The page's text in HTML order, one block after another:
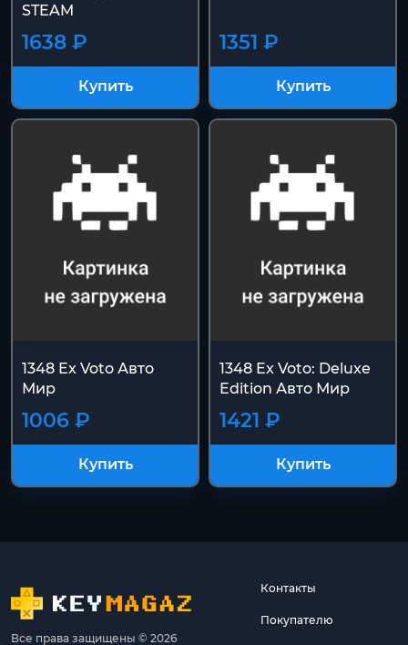
STEAM
1638 ₽
Купить
1351 ₽
Купить
1348 Ex Voto Авто
Мир
1006 ₽
Купить
1348 Ex Voto: Deluxe
Edition Авто Мир
1421 ₽
Купить
Все права защищены © 2026
Контакты
Покупателю